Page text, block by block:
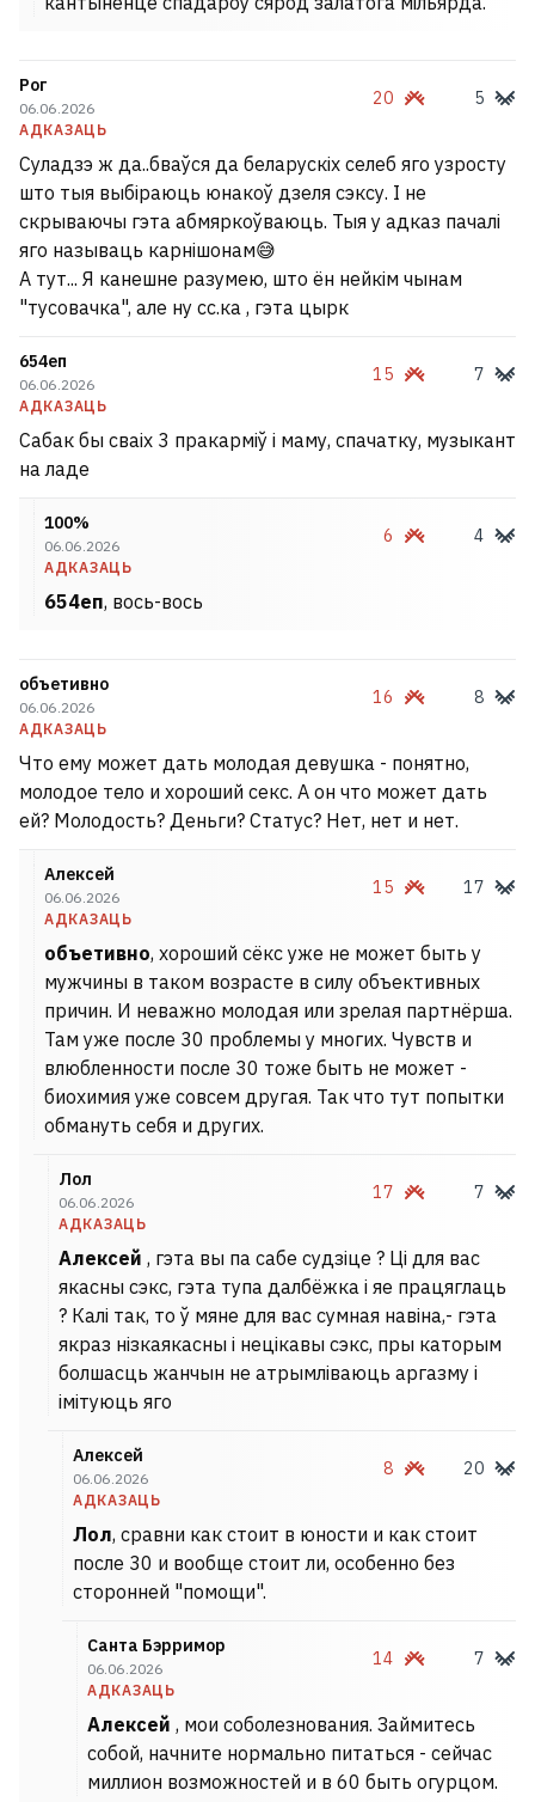
Рог
06.06.2026
АДКАЗАЦЬ
20 5
Суладзэ ж да..бваўся да беларускіх селеб яго узросту
што тыя выбіраюць юнакоў дзеля сэксу. І не
скрываючы гэта абмяркоўваюць. Тыя у адказ пачалі
яго называць карнішонам😅
А тут... Я канешне разумею, што ён нейкім чынам
"тусовачка", але ну сс.ка , гэта цырк
654еп
06.06.2026
АДКАЗАЦЬ
15 7
Сабак бы сваіх 3 пракарміў і маму, спачатку, музыкант
на ладе
100%
06.06.2026
АДКАЗАЦЬ
6 4
654еп, вось-вось
объетивно
06.06.2026
АДКАЗАЦЬ
16 8
Что ему может дать молодая девушка - понятно,
молодое тело и хороший секс. А он что может дать
ей? Молодость? Деньги? Статус? Нет, нет и нет.
Алексей
06.06.2026
АДКАЗАЦЬ
15 17
объетивно, хороший сёкс уже не может быть у
мужчины в таком возрасте в силу объективных
причин. И неважно молодая или зрелая партнёрша.
Там уже после 30 проблемы у многих. Чувств и
влюбленности после 30 тоже быть не может -
биохимия уже совсем другая. Так что тут попытки
обмануть себя и других.
Лол
06.06.2026
АДКАЗАЦЬ
17 7
Алексей , гэта вы па сабе судзіце ? Ці для вас
якасны сэкс, гэта тупа далбёжка і яе працяглаць
? Калі так, то ў мяне для вас сумная навіна,- гэта
якраз нізкаякасны і нецікавы сэкс, пры каторым
болшасць жанчын не атрымліваюць аргазму і
імітуюць яго
Алексей
06.06.2026
АДКАЗАЦЬ
8 20
Лол, сравни как стоит в юности и как стоит
после 30 и вообще стоит ли, особенно без
сторонней "помощи".
Санта Бэрримор
06.06.2026
АДКАЗАЦЬ
14 7
Алексей , мои соболезнования. Займитесь
собой, начните нормально питаться - сейчас
миллион возможностей и в 60 быть огурцом.